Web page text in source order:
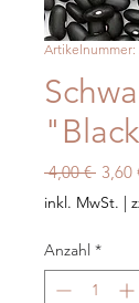
Artikelnummer:
4,00 € 3,60
inkl. MwSt. |
Anzahl *